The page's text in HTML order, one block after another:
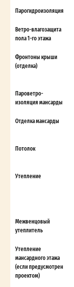
Парогидроизоляция
Ветро-влагозащита
пола 1-го этажа
Фронтоны крыши
(отделка)
Пароветро-
изоляция мансарды
Отделка мансарды
Потолок
Утепление
Межвенцовый
утеплитель
Утепление
мансардного этажа
(если предусмотрен
проектом)